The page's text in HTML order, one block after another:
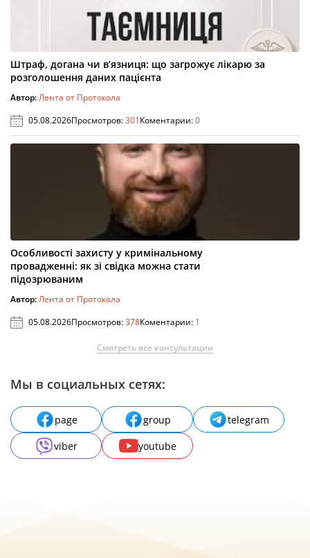
Штраф, догана чи в’язниця: що загрожує лікарю за
розголошення даних пацієнта
Автор:Лента от Протокола
05.08.2026Просмотров:301Коментарии:0
Особливості захисту у кримінальному
провадженні: як зі свідка можна стати
підозрюваним
Автор:Лента от Протокола
05.08.2026Просмотров:378Коментарии: 1
Смотреть все консультации
Мы в социальных сетях:
page group
telegram
viber
youtube